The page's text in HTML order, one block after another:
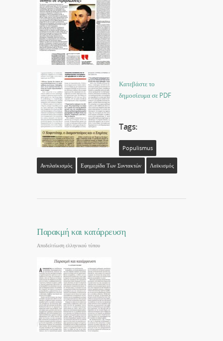
Κατεβάστε το
δημοσίευμα σε PDF
Tags:
Populismus
Αντιλαϊκισμός Εφημερίδα Των Συντακτών Λαϊκισμός
Παρακμή και κατάρρευση
Αποδελτίωση ελληνικού τύπου